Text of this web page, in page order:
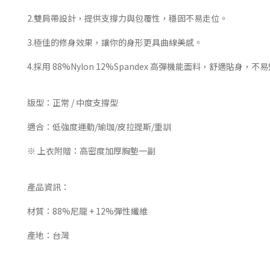
2.雙肩帶設計，提供支撐力與包覆性，穩固不易走位。
3.極佳的修身效果，讓你的身形更具曲線美感。
4.採用 88%Nylon 12%Spandex 高彈機能面料，舒適貼身，不
版型：正常 / 中度支撐型
適合：低強度運動/瑜珈/皮拉提斯/重訓
※ 上衣附贈：高密度加厚胸墊一副
產品資訊：
材質：88%尼龍 + 12%彈性纖維
產地：台灣